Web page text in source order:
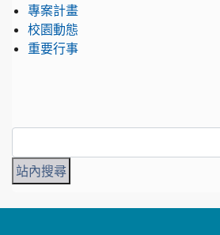
專案計畫
校園動態
重要行事